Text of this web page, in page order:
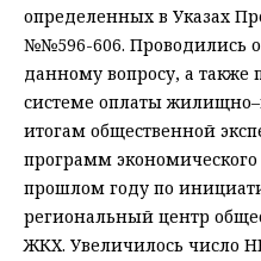
определенных в Указах
№№596-606. Проводились
данному вопросу, а
системе оплаты
итогам общественной
программ
прошлом году по
региональный центр
ЖКХ. Увеличилось число